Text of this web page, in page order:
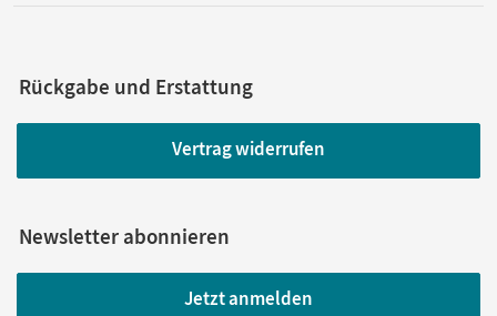
Rückgabe und Erstattung
Vertrag widerrufen
Newsletter abonnieren
Jetzt anmelden